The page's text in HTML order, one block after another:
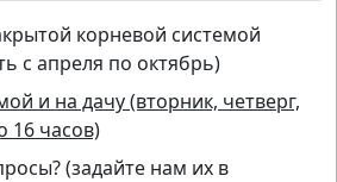
корневой системой
с апреля по октябрь)
и на дачу (вторник, четверг,
16 часов)
(задайте нам их в